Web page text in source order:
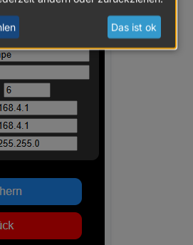
Das ist ok